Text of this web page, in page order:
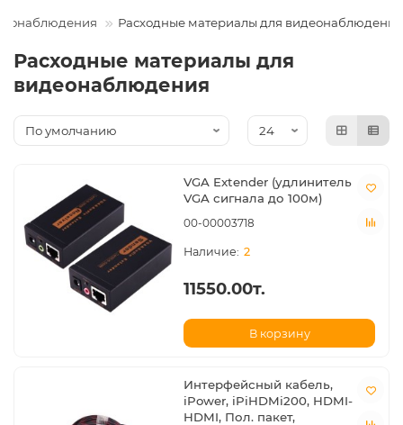
Расходные материалы для видеонаблюдения
Расходные материалы для
видеонаблюдения
VGA Extender (удлинитель
VGA сигнала до 100м)
00-00003718
2
11550.00т.
В корзину
Интерфейсный кабель,
iPower, iPiHDMi200, HDMI-
HDMI, Пол. пакет,